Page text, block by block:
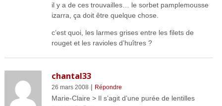
il y a de ces trouvailles… le sorbet pamplemousse
izarra, ça doit être quelque chose.
c’est quoi, les larmes grises entre les filets de
rouget et les ravioles d’huîtres ?
chantal33
26 mars 2008 | Répondre
Marie-Claire > Il s’agit d’une purée de lentilles